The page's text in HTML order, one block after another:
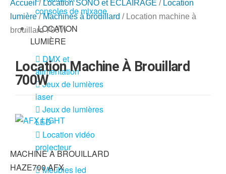
consoles de mixage
LOCATION
LUMIÈRE
DMX et
alimentation
Jeux de lumières
laser
Jeux de lumières
LED
Location vidéo
projecteur
Meubles led
Accueil/ Location SONO et ÉCLAIRAGE / Location
lumière/Machines à brouillard / Location machine à
brouillard 700W
Location Machine À Brouillard
700W
MACHINE A BROUILLARD
HAZE700 AFX